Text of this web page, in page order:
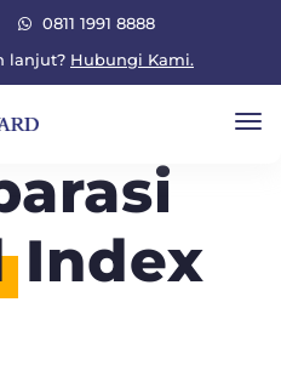
0811 1991 8888
lanjut? Hubungi Kami.
Index